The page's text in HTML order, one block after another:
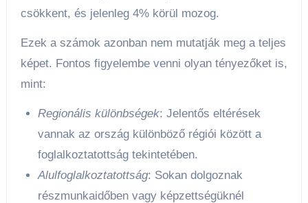
csökkent, és jelenleg 4% körül mozog.
Ezek a számok azonban nem mutatják meg a teljes
képet. Fontos figyelembe venni olyan tényezőket is,
mint:
Regionális különbségek: Jelentős eltérések
vannak az ország különböző régiói között a
foglalkoztatottság tekintetében.
Alulfoglalkoztatottság: Sokan dolgoznak
részmunkaidőben vagy képzettségüknél